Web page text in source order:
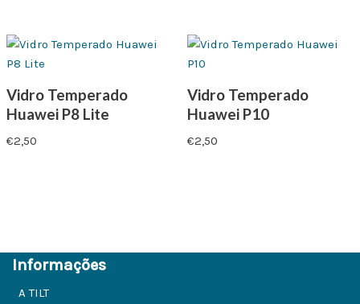
Vidro Temperado
Huawei P8 Lite
€2,50
Vidro Temperado
Huawei P10
€2,50
Informações
A TILT